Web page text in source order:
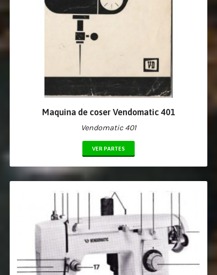
Maquina de coser Vendomatic 401
Vendomatic 401
VER PARTES